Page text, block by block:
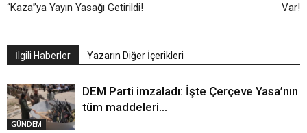
“Kaza”ya Yayın Yasağı Getirildi!
Var!
İlgili Haberler Yazarın Diğer İçerikleri
GÜNDEM
DEM Parti imzaladı: İşte Çerçeve Yasa’nın
tüm maddeleri…